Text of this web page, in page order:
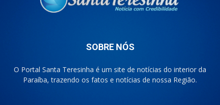
SOBRE NÓS
O Portal Santa Teresinha é um site de notícias do interior da
Paraíba, trazendo os fatos e notícias de nossa Região.